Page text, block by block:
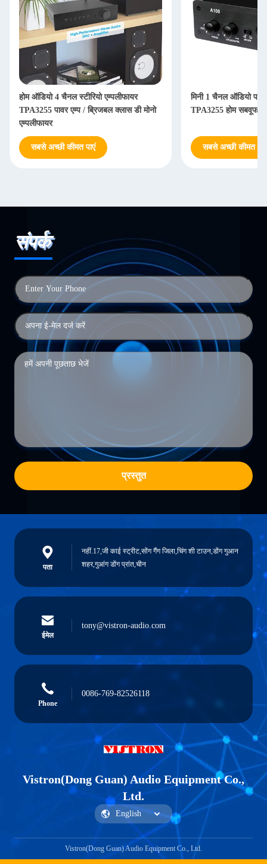
होम ऑडियो 4 चैनल स्टीरियो एम्पलीफायर
TPA3255 पावर एम्प / ब्रिजबल क्लास डी मोनो
एम्पलीफायर
सबसे अच्छी कीमत पाएं
मिनी 1 चैनल ऑडियो पावर
TPA3255 होम सबवूफर
सबसे अच्छी कीमत पाएं
संपर्क
प्रस्तुत
पता
नहीं.17,जी काई स्ट्रीट,सोंग गैंग जिला,चिंग शी टाउन,डोंग गुआन
शहर,गुआंग डोंग प्रांत,चीन
ईमेल
tony@vistron-audio.com
Phone
0086-769-82526118
Vistron(Dong Guan) Audio Equipment Co.,
Ltd.
Vistron(Dong Guan) Audio Equipment Co., Ltd.